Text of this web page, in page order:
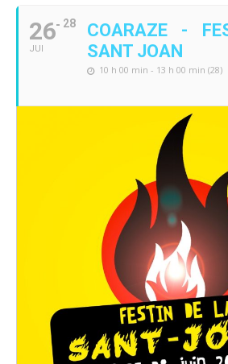
26
JUI
28
COARAZE -
SANT JOAN
10 h 00 min - 13 h 00 min (28)